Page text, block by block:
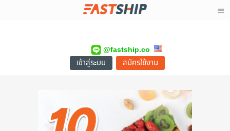
@fastship.co
เข้าสู่ระบบ สมัครใช้งาน